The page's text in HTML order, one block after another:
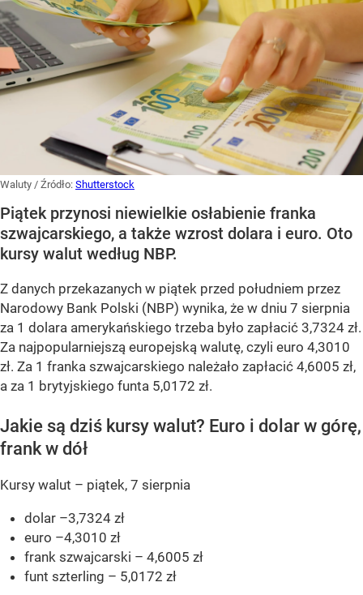
Waluty / Źródło: Shutterstock
Piątek przynosi niewielkie osłabienie franka
szwajcarskiego, a także wzrost dolara i euro. Oto
kursy walut według NBP.
Z danych przekazanych w piątek przed południem przez
Narodowy Bank Polski (NBP) wynika, że w dniu 7 sierpnia
za 1 dolara amerykańskiego trzeba było zapłacić 3,7324 zł.
Za najpopularniejszą europejską walutę, czyli euro 4,3010
zł. Za 1 franka szwajcarskiego należało zapłacić 4,6005 zł,
a za 1 brytyjskiego funta 5,0172 zł.
Jakie są dziś kursy walut? Euro i dolar w górę,
frank w dół
Kursy walut – piątek, 7 sierpnia
dolar –3,7324 zł
euro –4,3010 zł
frank szwajcarski – 4,6005 zł
funt szterling – 5,0172 zł